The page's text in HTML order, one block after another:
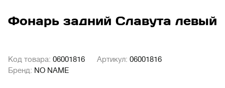
Фонарь задний Славута левый
Код товара: 06001816 Артикул: 06001816
Бренд: NO NAME